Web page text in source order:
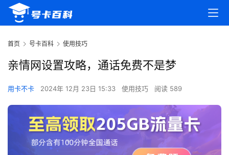
首页 号卡百科 使用技巧
亲情网设置攻略，通话免费不是梦
用卡不卡 2024年 12月 23日 15:33 使用技巧 阅读 589